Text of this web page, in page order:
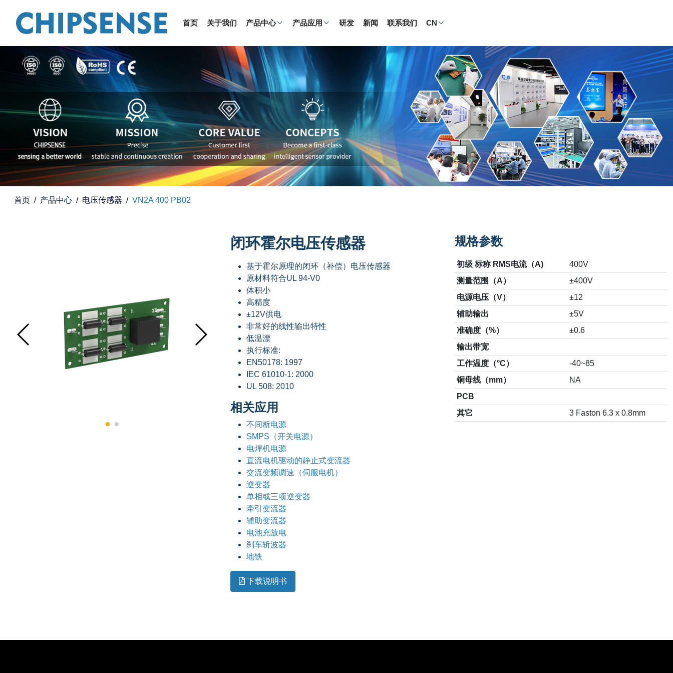
首页 关于我们 产品中心 产品应用 研发 新闻 联系我们 CN
首页 产品中心 电压传感器 VN2A 400 PB02
闭环霍尔电压传感器
基于霍尔原理的闭环（补偿）电压传感器
原材料符合UL 94-V0
体积小
高精度
±12V供电
非常好的线性输出特性
低温漂
执行标准:
EN50178: 1997
IEC 61010-1: 2000
UL 508: 2010
相关应用
不间断电源
SMPS（开关电源）
电焊机电源
直流电机驱动的静止式变流器
交流变频调速（伺服电机）
逆变器
单相或三项逆变器
牵引变流器
辅助变流器
电池充放电
刹车斩波器
地铁
下载说明书
规格参数
初级 标称 RMS电流（A)
400V
测量范围（A）
±400V
电源电压（V）
±12
辅助输出
±5V
准确度（%）
±0.6
输出带宽
工作温度（°C）
-40~85
铜母线（mm）
NA
PCB
其它
3 Faston 6.3 x 0.8mm